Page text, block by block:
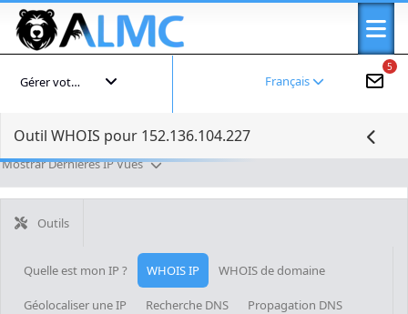
5
Français
Gérer votre compte
Outil WHOIS pour 152.136.104.227
Mostrar Dernières IP Vues
Outils
Quelle est mon IP ? WHOIS IP WHOIS de domaine
Géolocaliser une IP Recherche DNS Propagation DNS